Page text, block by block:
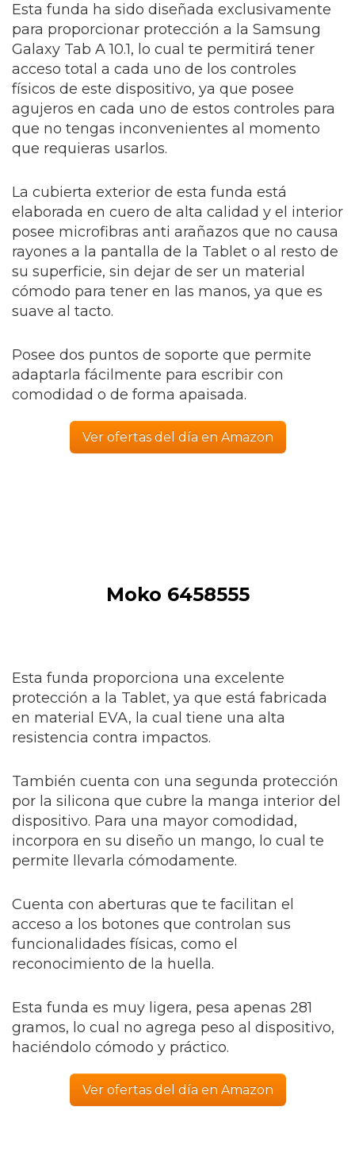
Esta funda ha sido diseñada exclusivamente
para proporcionar protección a la Samsung
Galaxy Tab A 10.1, lo cual te permitirá tener
acceso total a cada uno de los controles
físicos de este dispositivo, ya que posee
agujeros en cada uno de estos controles para
que no tengas inconvenientes al momento
que requieras usarlos.
La cubierta exterior de esta funda está
elaborada en cuero de alta calidad y el interior
posee microfibras anti arañazos que no causa
rayones a la pantalla de la Tablet o al resto de
su superficie, sin dejar de ser un material
cómodo para tener en las manos, ya que es
suave al tacto.
Posee dos puntos de soporte que permite
adaptarla fácilmente para escribir con
comodidad o de forma apaisada.
Ver ofertas del día en Amazon
Moko 6458555
Esta funda proporciona una excelente
protección a la Tablet, ya que está fabricada
en material EVA, la cual tiene una alta
resistencia contra impactos.
También cuenta con una segunda protección
por la silicona que cubre la manga interior del
dispositivo. Para una mayor comodidad,
incorpora en su diseño un mango, lo cual te
permite llevarla cómodamente.
Cuenta con aberturas que te facilitan el
acceso a los botones que controlan sus
funcionalidades físicas, como el
reconocimiento de la huella.
Esta funda es muy ligera, pesa apenas 281
gramos, lo cual no agrega peso al dispositivo,
haciéndolo cómodo y práctico.
Ver ofertas del día en Amazon